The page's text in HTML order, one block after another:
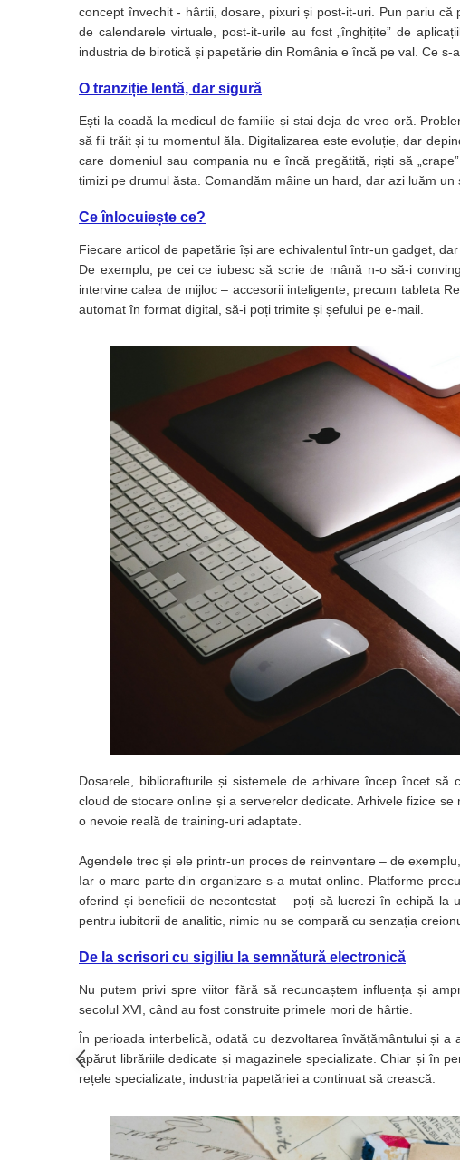
Articole pentru rufe, casa,
geamuri, mobila
Articole pentru birou, suprafete,
Intretinere si odorizante masina
Saci de gunoi
Accesorii pentru curatenie
Tipografie si stampile
Formulare tipizate
personalizate
Stampile, tusiere si tus
Protectia muncii si Imbracaminte
Pantaloni cu pieptar
Incaltaminte de lucru si protectie
Incaltaminte de oras si munte
Casti de protectie
Ochelari de protectie si viziere
Masti de protectie respiratorie
Sepci, caciuli si esarfe
Pachete promotionale
Accesorii pentru protectia muncii
Diverse accesorii
Articole de unica folosinta
Copii - tricouri si hanorace
Comunicare si prezentare
Flipchart-uri
Ecrane Interactive
concept învechit - hârtii, dosare, pixuri și post-it-uri. Pun pariu
de calendarele virtuale, post-it-urile au fost „înghițite” de
industria de birotică și papetărie din România e încă pe val. Ce
O tranziție lentă, dar sigură
Ești la coadă la medicul de familie și stai deja de vreo oră.
să fii trăit și tu momentul ăla. Digitalizarea este evoluție, dar
care domeniul sau compania nu e încă pregătită, riști să
timizi pe drumul ăsta. Comandăm mâine un hard, dar azi luăm
Ce înlocuiește ce?
Fiecare articol de papetărie își are echivalentul într-un gadget,
De exemplu, pe cei ce iubesc să scrie de mână n-o să-i
intervine calea de mijloc – accesorii inteligente, precum tableta
automat în format digital, să-i poți trimite și șefului pe e-mail.
Dosarele, bibliorafturile și sistemele de arhivare încep încet
cloud de stocare online și a serverelor dedicate. Arhivele fizice
o nevoie reală de training-uri adaptate.
Agendele trec și ele printr-un proces de reinventare – de
Iar o mare parte din organizare s-a mutat online. Platforme
oferind și beneficii de necontestat – poți să lucrezi în echipă la
pentru iubitorii de analitic, nimic nu se compară cu senzația
De la scrisori cu sigiliu la semnătură electronică
Nu putem privi spre viitor fără să recunoaștem influența și
secolul XVI, când au fost construite primele mori de hârtie.
În perioada interbelică, odată cu dezvoltarea învățământului și
apărut librăriile dedicate și magazinele specializate. Chiar și în
rețele specializate, industria papetăriei a continuat să crească.